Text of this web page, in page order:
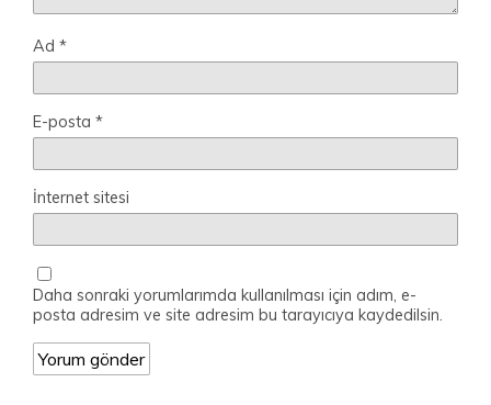
Ad *
E-posta *
İnternet sitesi
Daha sonraki yorumlarımda kullanılması için adım, e-
posta adresim ve site adresim bu tarayıcıya kaydedilsin.